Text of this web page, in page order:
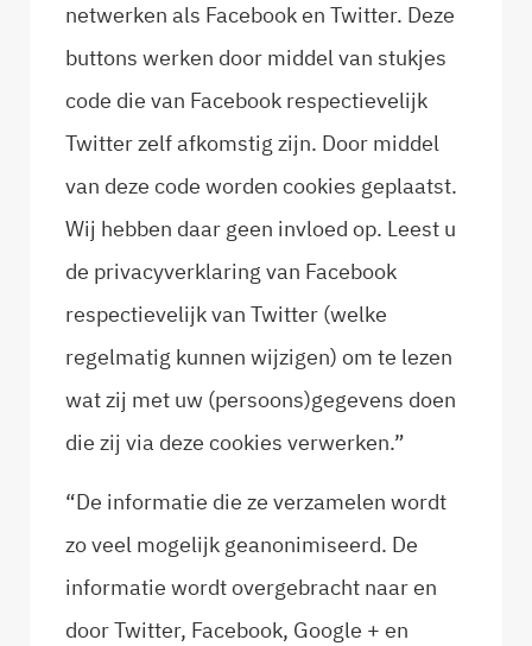
netwerken als Facebook en Twitter. Deze
buttons werken door middel van stukjes
code die van Facebook respectievelijk
Twitter zelf afkomstig zijn. Door middel
van deze code worden cookies geplaatst.
Wij hebben daar geen invloed op. Leest u
de privacyverklaring van Facebook
respectievelijk van Twitter (welke
regelmatig kunnen wijzigen) om te lezen
wat zij met uw (persoons)gegevens doen
die zij via deze cookies verwerken.”
“De informatie die ze verzamelen wordt
zo veel mogelijk geanonimiseerd. De
informatie wordt overgebracht naar en
door Twitter, Facebook, Google + en